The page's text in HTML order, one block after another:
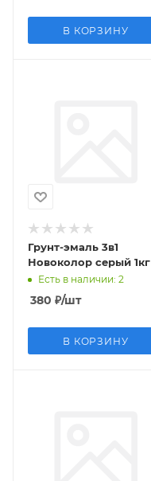
В КОРЗИНУ
Грунт-эмаль 3в1
Новоколор серый 1кг
Есть в наличии: 2
380 ₽/шт
В КОРЗИНУ